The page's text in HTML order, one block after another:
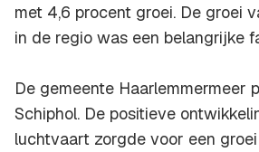
met 4,6 procent groei. De groei
in de regio was een belangrijke
De gemeente Haarlemmermeer
Schiphol. De positieve
luchtvaart zorgde voor een